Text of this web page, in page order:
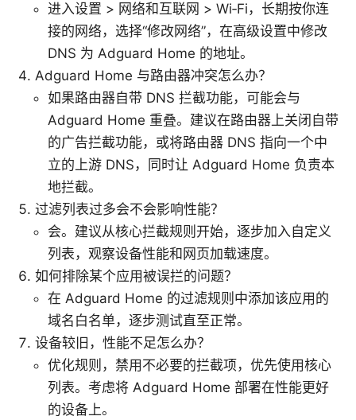
进入设置 > 网络和互联网 > Wi‑Fi，长期按你连
接的网络，选择“修改网络”，在高级设置中修改
DNS 为 Adguard Home 的地址。
Adguard Home 与路由器冲突怎么办？
如果路由器自带 DNS 拦截功能，可能会与
Adguard Home 重叠。建议在路由器上关闭自带
的广告拦截功能，或将路由器 DNS 指向一个中
立的上游 DNS，同时让 Adguard Home 负责本
地拦截。
过滤列表过多会不会影响性能？
会。建议从核心拦截规则开始，逐步加入自定义
列表，观察设备性能和网页加载速度。
如何排除某个应用被误拦的问题？
在 Adguard Home 的过滤规则中添加该应用的
域名白名单，逐步测试直至正常。
设备较旧，性能不足怎么办？
优化规则，禁用不必要的拦截项，优先使用核心
列表。考虑将 Adguard Home 部署在性能更好
的设备上。